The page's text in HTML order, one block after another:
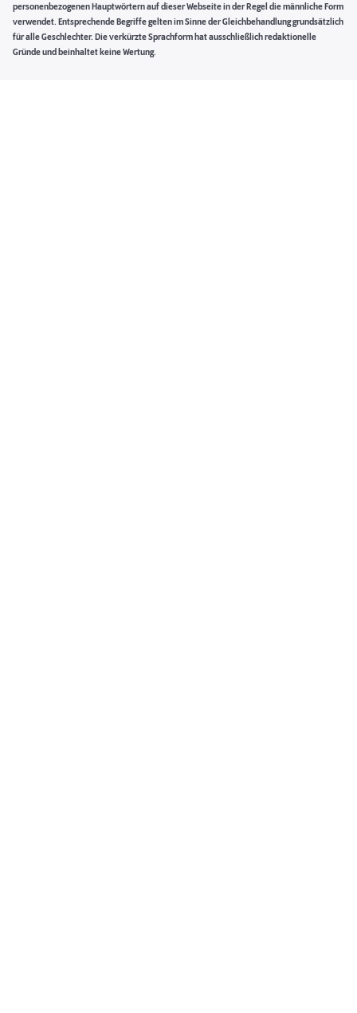
personenbezogenen Hauptwörtern auf dieser Webseite in der Regel die männliche Form
verwendet. Entsprechende Begriffe gelten im Sinne der Gleichbehandlung grundsätzlich
für alle Geschlechter. Die verkürzte Sprachform hat ausschließlich redaktionelle
Gründe und beinhaltet keine Wertung.